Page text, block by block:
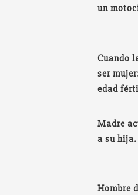
un
Cuando
ser
edad
Madre
a su hija.
Hombre